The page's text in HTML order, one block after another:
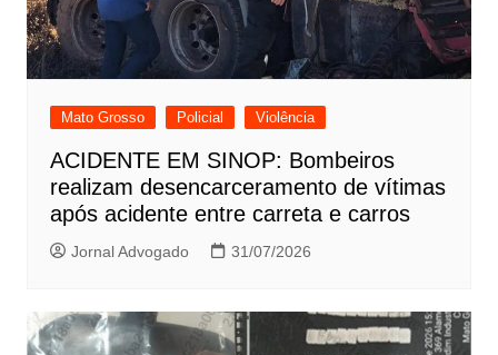
Mato Grosso Policial Violência
ACIDENTE EM SINOP: Bombeiros
realizam desencarceramento de vítimas
após acidente entre carreta e carros
Jornal Advogado 31/07/2026